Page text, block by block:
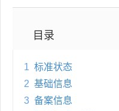
目录
1 标准状态
2 基础信息
3 备案信息